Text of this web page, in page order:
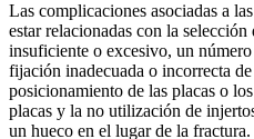
Las complicaciones asociadas a
estar relacionadas con la
insuficiente o excesivo, un
fijación inadecuada o incorrecta
posicionamiento de las placas o
placas y la no utilización de
un hueco en el lugar de la